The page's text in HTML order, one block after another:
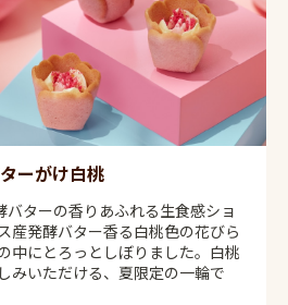
ーがけ白桃
ターの香りあふれる生食感ショ
産発酵バター香る白桃色の花びら
中にとろっとしぼりました。白桃
みいただける、夏限定の一輪で